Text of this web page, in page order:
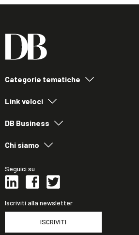
Categorie tematiche
Link veloci
DB Business
Chi siamo
Seguici su
Iscriviti alla newsletter
ISCRIVITI